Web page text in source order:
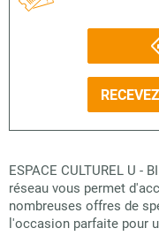
ESPACE CULTUREL U -
réseau vous permet
nombreuses offres de
l'occasion parfaite pour